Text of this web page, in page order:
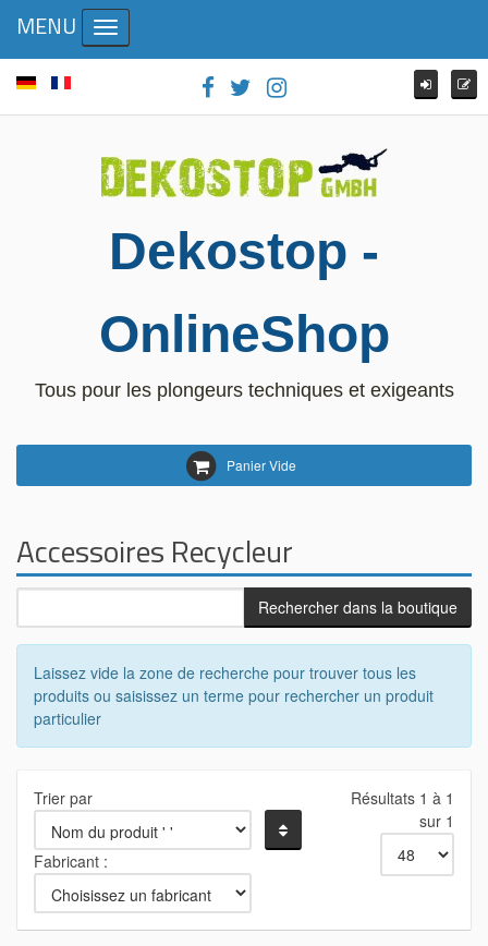
Dekostop -
OnlineShop
Tous pour les plongeurs techniques et exigeants
Panier Vide
MENU Toggle navigation
Accessoires Recycleur
Laissez vide la zone de recherche pour trouver tous les
produits ou saisissez un terme pour rechercher un produit
particulier
Trier par
Fabricant :
Résultats 1 à 1
sur 1